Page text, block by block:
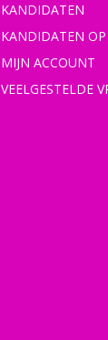
KANDIDATEN
KANDIDATEN
MIJN ACCOUNT
VEELGESTELDE